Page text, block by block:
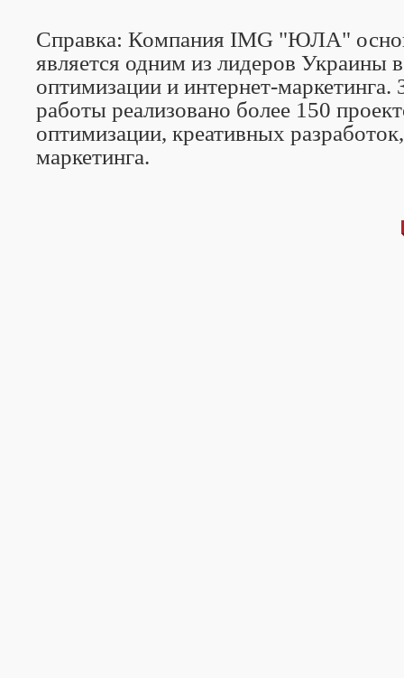
Справка: Компания IMG "ЮЛА"
является одним из лидеров Украины
оптимизации и интернет-маркетинга.
работы реализовано более 150
оптимизации, креативных
маркетинга.